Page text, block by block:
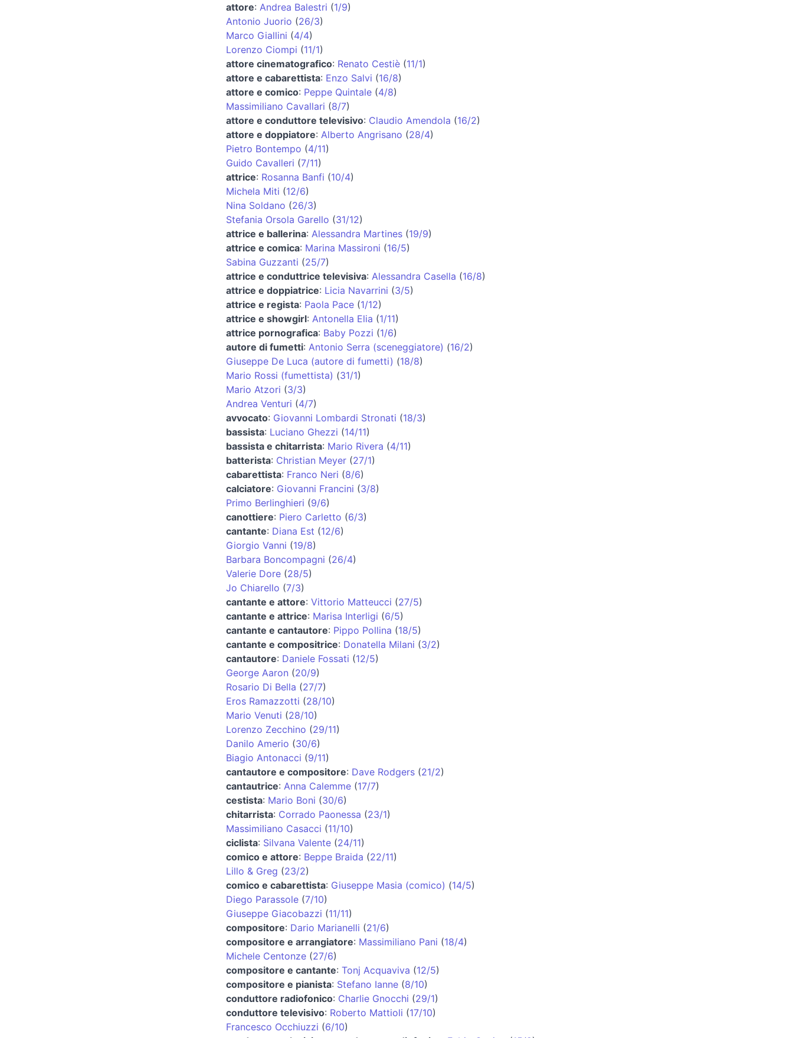
attore: Andrea Balestri (1/9)
Antonio Juorio (26/3)
Marco Giallini (4/4)
Lorenzo Ciompi (11/1)
attore cinematografico: Renato Cestiè (11/1)
attore e cabarettista: Enzo Salvi (16/8)
attore e comico: Peppe Quintale (4/8)
Massimiliano Cavallari (8/7)
attore e conduttore televisivo: Claudio Amendola (16/2)
attore e doppiatore: Alberto Angrisano (28/4)
Pietro Bontempo (4/11)
Guido Cavalleri (7/11)
attrice: Rosanna Banfi (10/4)
Michela Miti (12/6)
Nina Soldano (26/3)
Stefania Orsola Garello (31/12)
attrice e ballerina: Alessandra Martines (19/9)
attrice e comica: Marina Massironi (16/5)
Sabina Guzzanti (25/7)
attrice e conduttrice televisiva: Alessandra Casella (16/8)
attrice e doppiatrice: Licia Navarrini (3/5)
attrice e regista: Paola Pace (1/12)
attrice e showgirl: Antonella Elia (1/11)
attrice pornografica: Baby Pozzi (1/6)
autore di fumetti: Antonio Serra (sceneggiatore) (16/2)
Giuseppe De Luca (autore di fumetti) (18/8)
Mario Rossi (fumettista) (31/1)
Mario Atzori (3/3)
Andrea Venturi (4/7)
avvocato: Giovanni Lombardi Stronati (18/3)
bassista: Luciano Ghezzi (14/11)
bassista e chitarrista: Mario Rivera (4/11)
batterista: Christian Meyer (27/1)
cabarettista: Franco Neri (8/6)
calciatore: Giovanni Francini (3/8)
Primo Berlinghieri (9/6)
canottiere: Piero Carletto (6/3)
cantante: Diana Est (12/6)
Giorgio Vanni (19/8)
Barbara Boncompagni (26/4)
Valerie Dore (28/5)
Jo Chiarello (7/3)
cantante e attore: Vittorio Matteucci (27/5)
cantante e attrice: Marisa Interligi (6/5)
cantante e cantautore: Pippo Pollina (18/5)
cantante e compositrice: Donatella Milani (3/2)
cantautore: Daniele Fossati (12/5)
George Aaron (20/9)
Rosario Di Bella (27/7)
Eros Ramazzotti (28/10)
Mario Venuti (28/10)
Lorenzo Zecchino (29/11)
Danilo Amerio (30/6)
Biagio Antonacci (9/11)
cantautore e compositore: Dave Rodgers (21/2)
cantautrice: Anna Calemme (17/7)
cestista: Mario Boni (30/6)
chitarrista: Corrado Paonessa (23/1)
Massimiliano Casacci (11/10)
ciclista: Silvana Valente (24/11)
comico e attore: Beppe Braida (22/11)
Lillo & Greg (23/2)
comico e cabarettista: Giuseppe Masia (comico) (14/5)
Diego Parassole (7/10)
Giuseppe Giacobazzi (11/11)
compositore: Dario Marianelli (21/6)
compositore e arrangiatore: Massimiliano Pani (18/4)
Michele Centonze (27/6)
compositore e cantante: Tonj Acquaviva (12/5)
compositore e pianista: Stefano Ianne (8/10)
conduttore radiofonico: Charlie Gnocchi (29/1)
conduttore televisivo: Roberto Mattioli (17/10)
Francesco Occhiuzzi (6/10)